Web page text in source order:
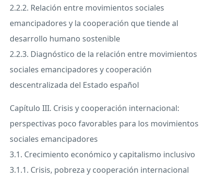
2.2.2. Relación entre movimientos sociales
emancipadores y la cooperación que tiende al
desarrollo humano sostenible
2.2.3. Diagnóstico de la relación entre movimientos
sociales emancipadores y cooperación
descentralizada del Estado español
Capítulo III. Crisis y cooperación internacional:
perspectivas poco favorables para los movimientos
sociales emancipadores
3.1. Crecimiento económico y capitalismo inclusivo
3.1.1. Crisis, pobreza y cooperación internacional